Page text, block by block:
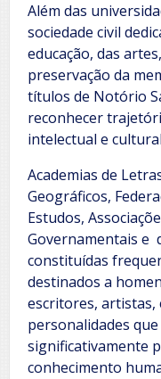
Além das
sociedade civil
educação, das
preservação da
títulos de Notório
reconhecer
intelectual e
Academias de
Geográficos,
Estudos,
Governamentais e
constituídas
destinados a
escritores, artistas,
personalidades
significativamente
conhecimento